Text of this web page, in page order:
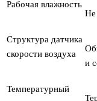
Рабочая влажность
Не
Структура датчика
скорости воздуха
и
Температурный